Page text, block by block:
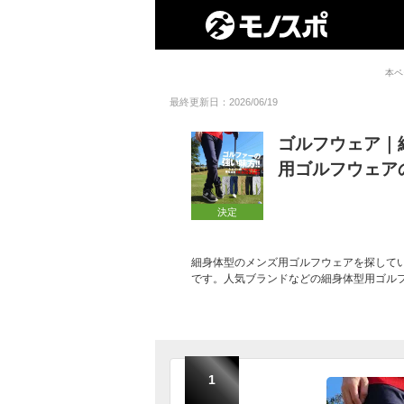
本
最終更新日：2026/06/19
決定
ゴルフウェア
用ゴルフウェ
細身体型のメンズ用ゴルフウェアを探して
です。人気ブランドなどの細身体型用ゴル
1